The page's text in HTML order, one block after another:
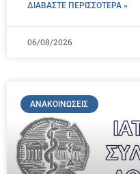
ΔΙΑΒΑΣΤΕ ΠΕΡΙΣΣΌΤΕΡΑ »
06/08/2026
ΑΝΑΚΟΙΝΏΣΕΙΣ